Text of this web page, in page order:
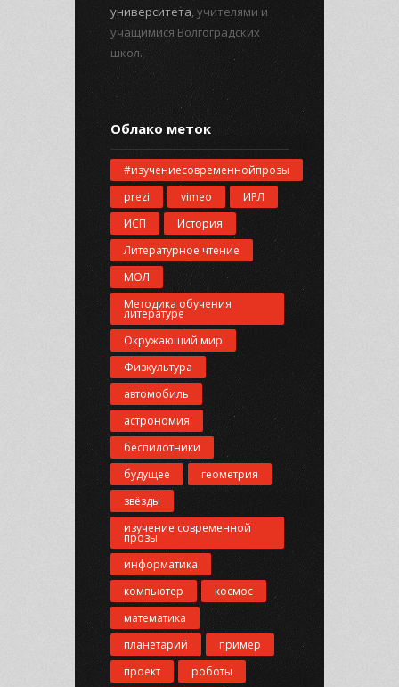
университета, учителями и
учащимися Волгоградских
школ.
Облако меток
#изучениесовременнойпрозы
prezi
vimeo
ИРЛ
ИСП
История
Литературное чтение
МОЛ
Методика обучения
литературе
Окружающий мир
Физкультура
автомобиль
астрономия
беспилотники
будущее
геометрия
звёзды
изучение современной
прозы
информатика
компьютер
космос
математика
планетарий
пример
проект
роботы